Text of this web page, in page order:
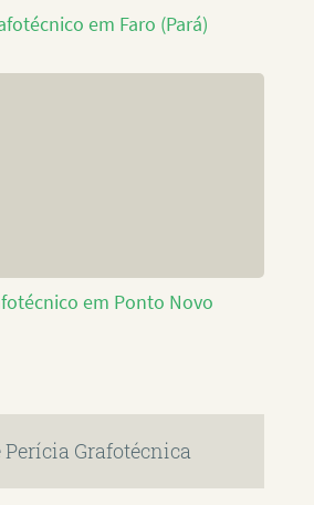
em Faro (Pará)
em Ponto Novo
Perícia Grafotécnica